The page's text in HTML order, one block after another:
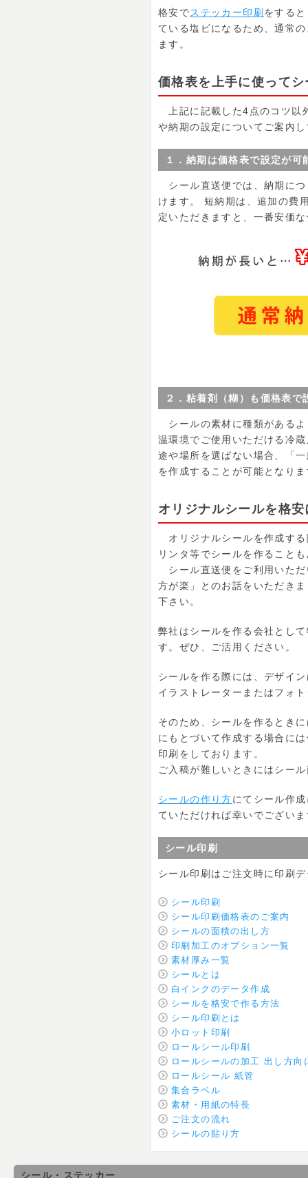
格安でステッカー印刷 をする
ている塩ビになるため、通常
ます。
価格表を上手に使って
上記に記載した4点のコツ以
や納期の設定についてご案内
１．納期は価格表で設定が可
シール直送便では、納期に
けます。 短納期は、追加の費
定いただきますと、一番安価
２．粘着剤（糊）も価格表で
シールの素材に種類があるよ
温環境でご使用いただける冷
途や場所を選ばない場合、「
を作成することが可能となり
オリジナルシールを格
オリジナルシールを作成する
リンタ等でシールを作ること
シール直送便をご利用いただ
方が楽」とのお話をいただき
下さい。
弊社はシールを作る会社とし
す。ぜひ、ご活用ください。
シールを作る際には、デザイ
イラストレーターまたはフォ
そのため、シールを作るとき
にもとづいて作成する場合に
印刷をしております。
ご入稿が難しいときにはシー
シールの作り方にてシール作
ていただければ幸いでござい
シール印刷
シール印刷はご注文時に印刷
シール印刷
シール印刷価格表のご案内
シールの面積の出し方
印刷加工のオプション一覧
素材厚み一覧
シールとは
白インクのデータ作成
シールを格安で作る方法
シール印刷とは
小ロット印刷
ロールシール印刷
ロールシールの加工 出し方向
ロールシール 紙管
集合ラベル
素材・用紙の特長
ご注文の流れ
シールの貼り方
シール・ステッカー